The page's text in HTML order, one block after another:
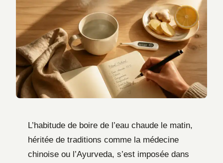
L’habitude de boire de l’eau chaude le matin,
héritée de traditions comme la médecine
chinoise ou l’Ayurveda, s’est imposée dans